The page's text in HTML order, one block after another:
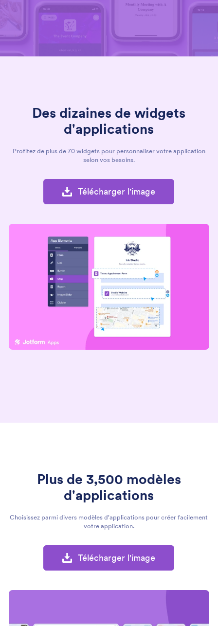
Des dizaines de widgets
d'applications
Profitez de plus de 70 widgets pour personnaliser votre application
selon vos besoins.
Télécharger l'image
Plus de 3,500 modèles
d'applications
Choisissez parmi divers modèles d'applications pour créer facilement
votre application.
Télécharger l'image